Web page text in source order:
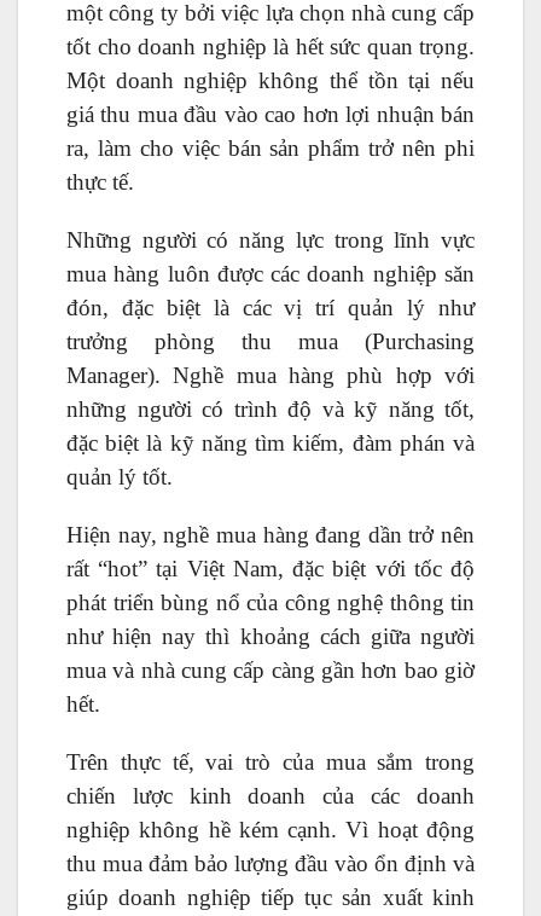
một công ty bởi việc lựa chọn nhà cung cấp
tốt cho doanh nghiệp là hết sức quan trọng.
Một doanh nghiệp không thể tồn tại nếu
giá thu mua đầu vào cao hơn lợi nhuận bán
ra, làm cho việc bán sản phẩm trở nên phi
thực tế.
Những người có năng lực trong lĩnh vực
mua hàng luôn được các doanh nghiệp săn
đón, đặc biệt là các vị trí quản lý như
trưởng phòng thu mua (Purchasing
Manager). Nghề mua hàng phù hợp với
những người có trình độ và kỹ năng tốt,
đặc biệt là kỹ năng tìm kiếm, đàm phán và
quản lý tốt.
Hiện nay, nghề mua hàng đang dần trở nên
rất “hot” tại Việt Nam, đặc biệt với tốc độ
phát triển bùng nổ của công nghệ thông tin
như hiện nay thì khoảng cách giữa người
mua và nhà cung cấp càng gần hơn bao giờ
hết.
Trên thực tế, vai trò của mua sắm trong
chiến lược kinh doanh của các doanh
nghiệp không hề kém cạnh. Vì hoạt động
thu mua đảm bảo lượng đầu vào ổn định và
giúp doanh nghiệp tiếp tục sản xuất kinh